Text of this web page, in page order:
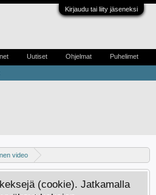
Kirjaudu tai liity jäseneksi
video
(cookie). Jatkamalla
Uutiset Ohjelmat Puhelimet